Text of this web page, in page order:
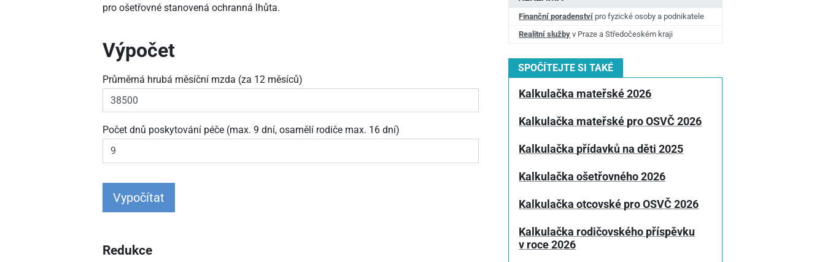
pro ošetřovné stanovená ochranná lhůta.
Výpočet
Průměrná hrubá měsíční mzda (za 12 měsíců)
Počet dnů poskytování péče (max. 9 dní, osamělí rodiče max. 16 dní)
Vypočítat
Redukce
Finanční poradenství pro fyzické osoby a podnikatele
Realitní služby v Praze a Středočeském kraji
SPOČÍTEJTE SI TAKÉ
Kalkulačka mateřské 2026
Kalkulačka mateřské pro OSVČ 2026
Kalkulačka přídavků na děti 2025
Kalkulačka ošetřovného 2026
Kalkulačka otcovské pro OSVČ 2026
Kalkulačka rodičovského příspěvku
v roce 2026